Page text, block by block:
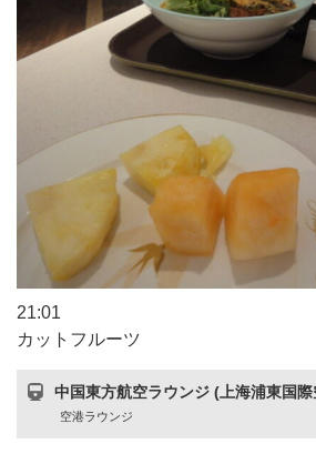
21:01
カットフルーツ
中国東方航空ラウンジ (上海浦東国際
空港ラウンジ